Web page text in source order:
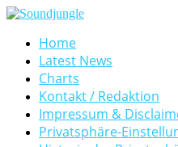
Home
Latest News
Charts
Kontakt / Redaktion
Impressum &
Privatsphäre-